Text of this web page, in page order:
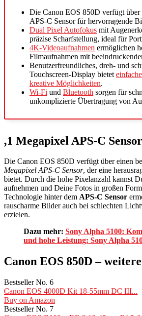
Die Canon EOS 850D verfügt
APS-C Sensor für hervorragende
Dual Pixel Autofokus mit
präzise Scharfstellung, ideal für
4K-Videoaufnahmen ermöglichen
Filmaufnahmen mit
Benutzerfreundliches, dreh- und
Touchscreen-Display bietet
kreative Möglichkeiten.
Wi-Fi und Bluetooth sorgen für
unkomplizierte Übertragung von
,1 Megapixel APS-C Sensor
Die Canon EOS 850D verfügt über einen
Megapixel APS-C Sensor, der eine
bietet. Durch die hohe Pixelanzahl kannst
aufnehmen und Deine Fotos in großen
Technologie hinter dem APS-C Sensor
rauscharme Bilder auch bei schlechten
erzielen.
Dazu mehr: Sony Alpha 5100:
und hohe Leistung: Sony Alpha
Canon EOS 850D –
Bestseller No. 6
Canon EOS 4000D Kit 18-55mm DC III...
Buy on Amazon
Bestseller No. 7